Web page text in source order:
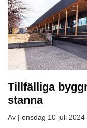
Tillfälliga
stanna
Av | onsdag 10 juli 2024